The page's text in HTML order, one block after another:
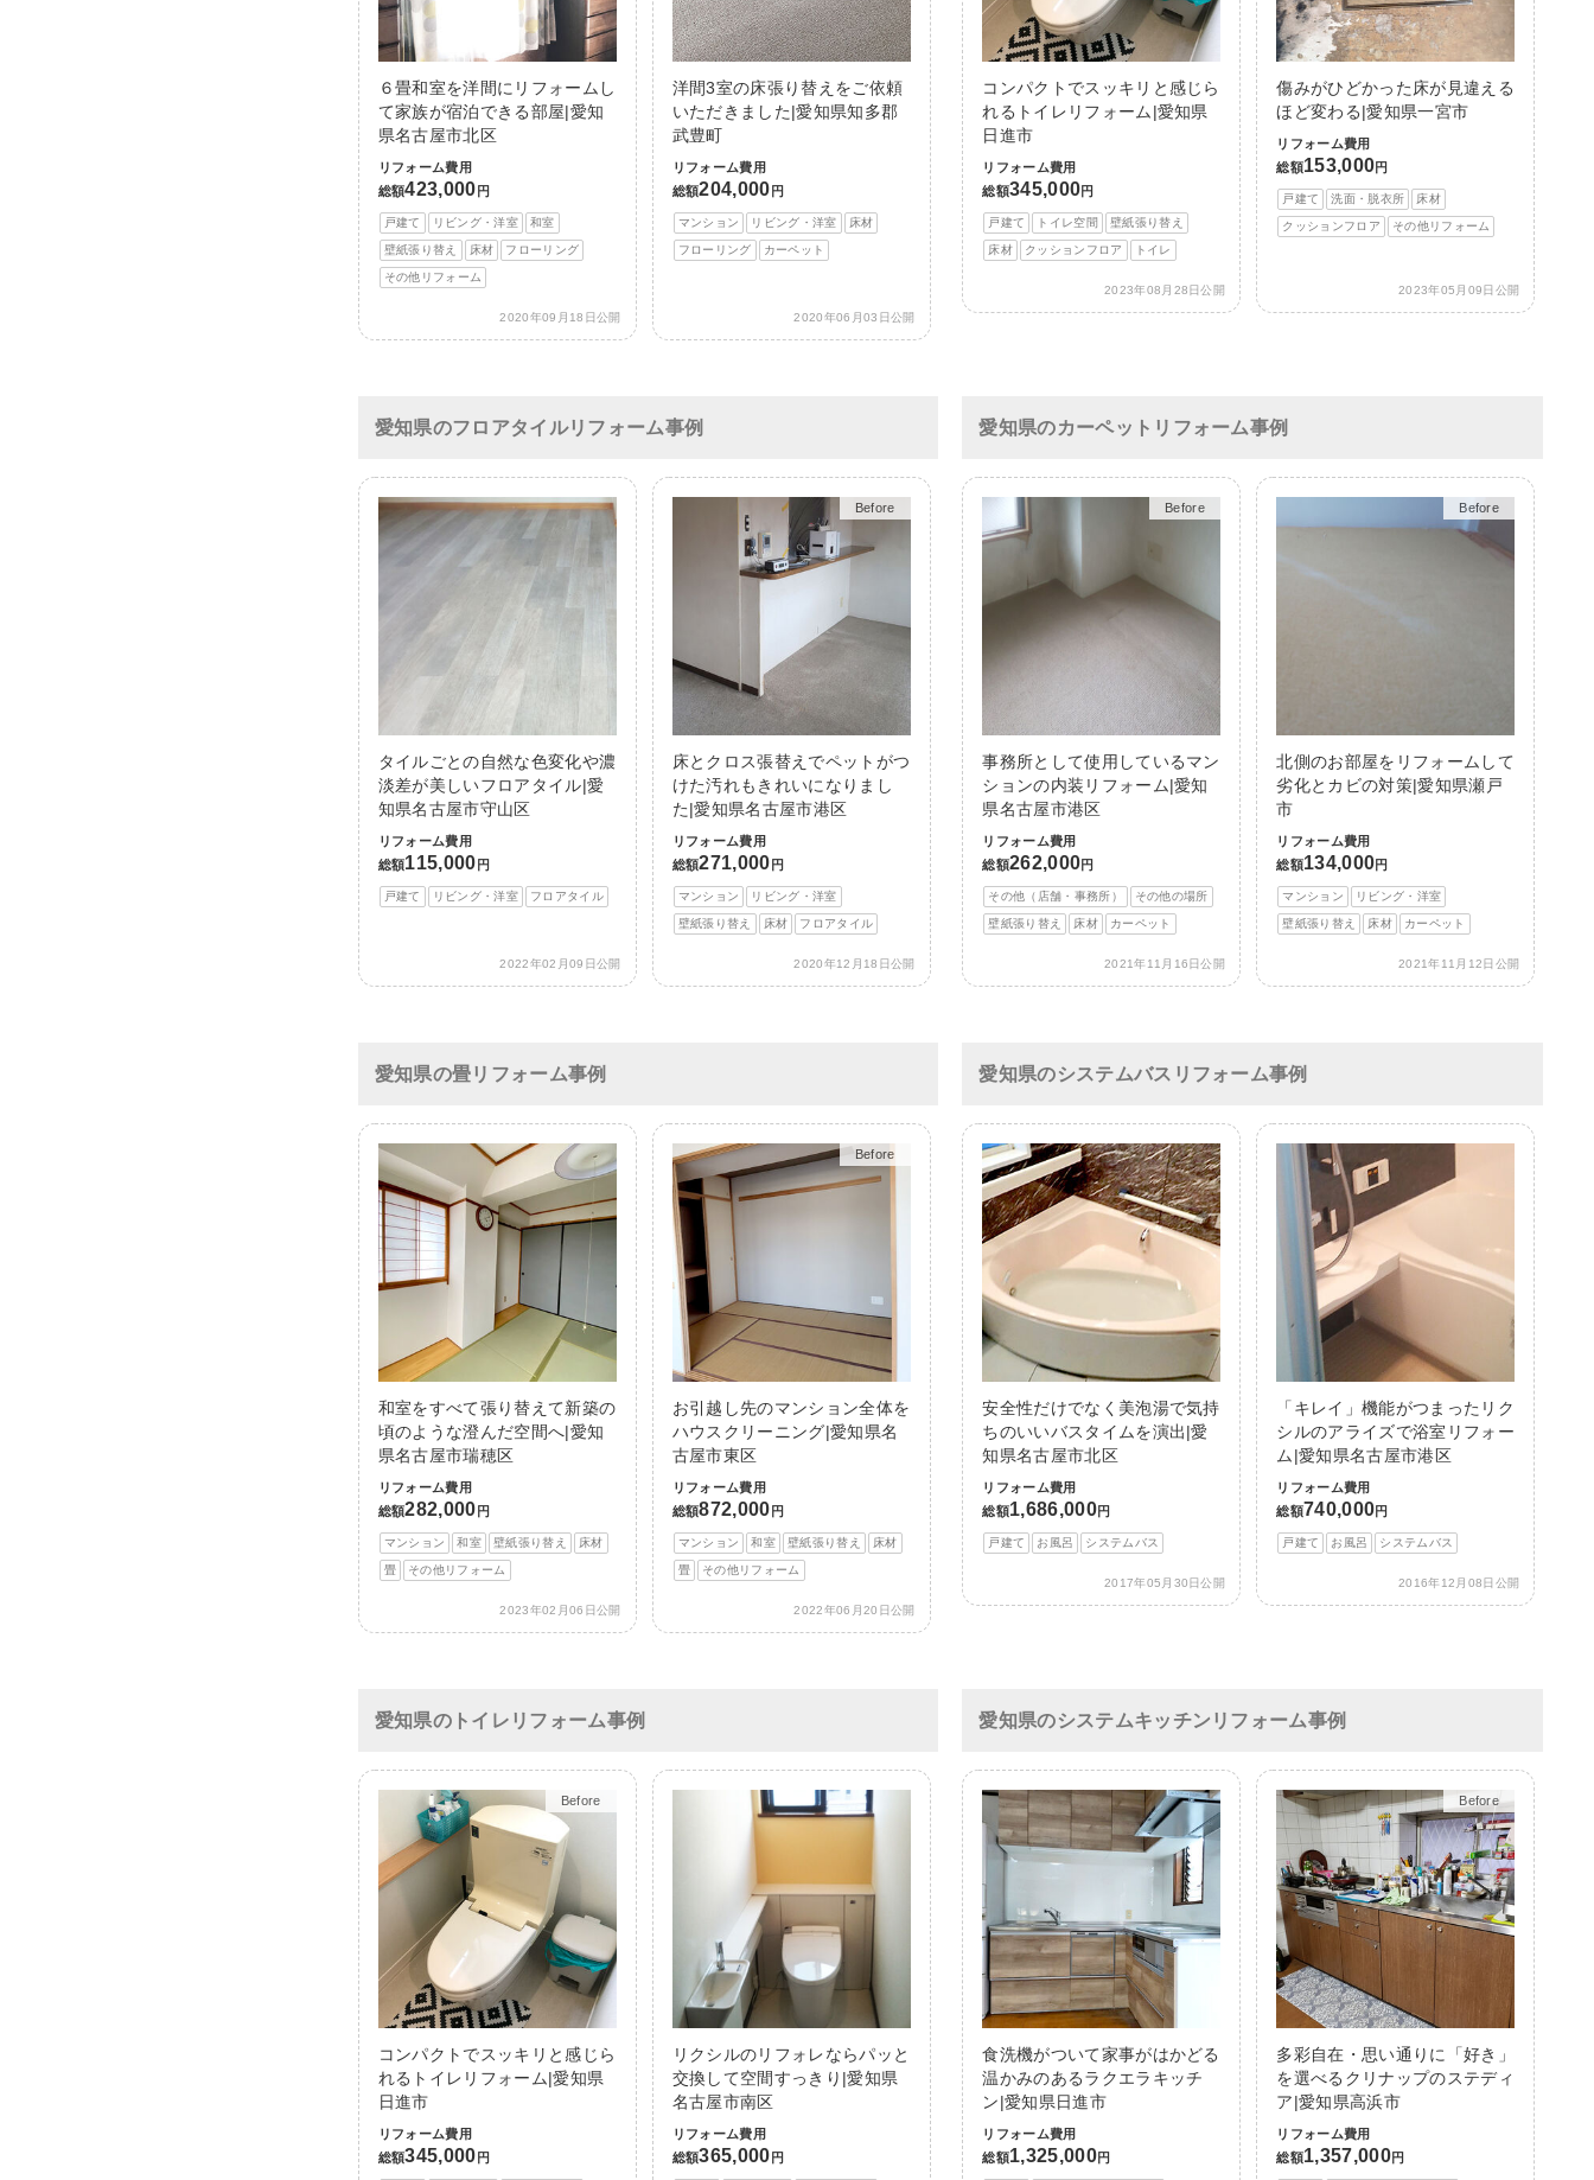
６畳和室を洋間にリフォームし
て家族が宿泊できる部屋|愛知
県名古屋市北区
リフォーム費用
総額423,000 円
戸建て リビング・洋室 和室
壁紙張り替え 床材 フローリング
その他リフォーム
2020年09月18日公開
洋間3室の床張り替えをご依頼
いただきました|愛知県知多郡
武豊町
リフォーム費用
総額204,000 円
マンション リビング・洋室 床材
フローリング カーペット
2020年06月03日公開
コンパクトでスッキリと感じら
れるトイレリフォーム|愛知県
日進市
リフォーム費用
総額345,000円
戸建て トイレ空間 壁紙張り替え
床材 クッションフロア トイレ
2023年08月28日公開
傷みがひどかった床が見違える
ほど変わる|愛知県一宮市
リフォーム費用
総額153,000円
戸建て 洗面・脱衣所 床材
クッションフロア その他リフォーム
2023年05月09日公開
愛知県のフロアタイルリフォーム事例
タイルごとの自然な色変化や濃
淡差が美しいフロアタイル|愛
知県名古屋市守山区
リフォーム費用
総額115,000 円
戸建て リビング・洋室 フロアタイル
2022年02月09日公開
After
床とクロス張替えでペットがつ
けた汚れもきれいになりまし
た|愛知県名古屋市港区
リフォーム費用
総額271,000 円
マンション リビング・洋室
壁紙張り替え 床材 フロアタイル
2020年12月18日公開
愛知県のカーペットリフォーム事例
After
事務所として使用しているマン
ションの内装リフォーム|愛知
県名古屋市港区
リフォーム費用
総額262,000円
その他（店舗・事務所） その他の場所
壁紙張り替え 床材 カーペット
2021年11月16日公開
After
北側のお部屋をリフォームして
劣化とカビの対策|愛知県瀬戸
市
リフォーム費用
総額134,000円
マンション リビング・洋室
壁紙張り替え 床材 カーペット
2021年11月12日公開
愛知県の畳リフォーム事例
和室をすべて張り替えて新築の
頃のような澄んだ空間へ|愛知
県名古屋市瑞穂区
リフォーム費用
総額282,000 円
マンション 和室 壁紙張り替え 床材
畳 その他リフォーム
2023年02月06日公開
After
お引越し先のマンション全体を
ハウスクリーニング|愛知県名
古屋市東区
リフォーム費用
総額872,000 円
マンション 和室 壁紙張り替え 床材
畳 その他リフォーム
2022年06月20日公開
愛知県のシステムバスリフォーム事例
安全性だけでなく美泡湯で気持
ちのいいバスタイムを演出|愛
知県名古屋市北区
リフォーム費用
総額1,686,000円
戸建て お風呂 システムバス
2017年05月30日公開
「キレイ」機能がつまったリク
シルのアライズで浴室リフォー
ム|愛知県名古屋市港区
リフォーム費用
総額740,000円
戸建て お風呂 システムバス
2016年12月08日公開
愛知県のトイレリフォーム事例
After
コンパクトでスッキリと感じら
れるトイレリフォーム|愛知県
日進市
リフォーム費用
総額345,000 円
リクシルのリフォレならパッと
交換して空間すっきり|愛知県
名古屋市南区
リフォーム費用
総額365,000 円
愛知県のシステムキッチンリフォーム事例
食洗機がついて家事がはかどる
温かみのあるラクエラキッチ
ン|愛知県日進市
リフォーム費用
総額1,325,000円
After
多彩自在・思い通りに「好き」
を選べるクリナップのステディ
ア|愛知県高浜市
リフォーム費用
総額1,357,000円